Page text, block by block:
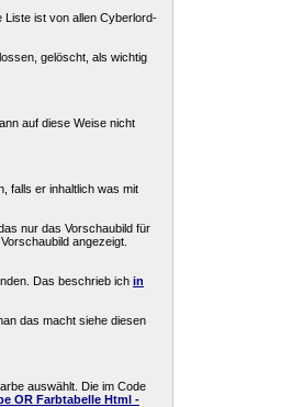
Liste ist von allen Cyberlord-
gelöscht, als wichtig
auf diese Weise nicht
falls er inhaltlich was mit
nur das Vorschaubild für
angezeigt.
Das beschrieb ich in
das macht siehe diesen
auswählt. Die im Code
OR Farbtabelle Html -